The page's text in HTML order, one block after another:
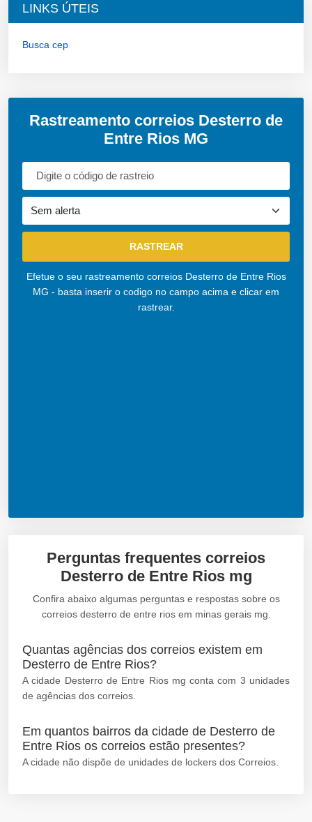
LINKS ÚTEIS
Busca cep
Rastreamento correios Desterro de
Entre Rios MG
Efetue o seu rastreamento correios Desterro de Entre Rios
MG - basta inserir o codigo no campo acima e clicar em
rastrear.
Perguntas frequentes correios
Desterro de Entre Rios mg
Confira abaixo algumas perguntas e respostas sobre os
correios desterro de entre rios em minas gerais mg.
Quantas agências dos correios existem em
Desterro de Entre Rios?
A cidade Desterro de Entre Rios mg conta com 3 unidades
de agências dos correios.
Em quantos bairros da cidade de Desterro de
Entre Rios os correios estão presentes?
A cidade não dispõe de unidades de lockers dos Correios.